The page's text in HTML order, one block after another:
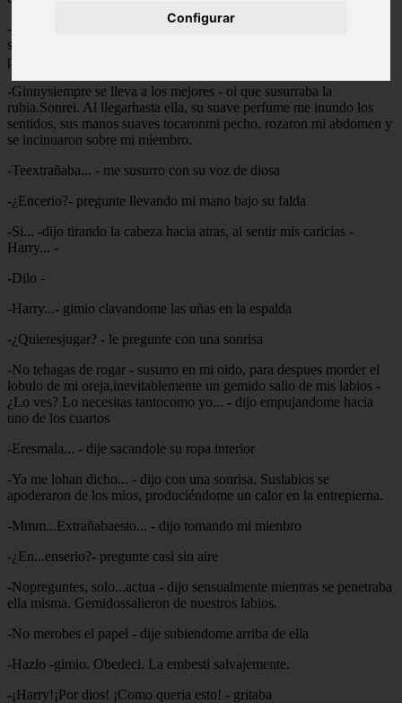
Configurar
-Gracias,pero estoy esperando a otra persona - respondi con una
sonrisa, depositando unbeso en sus labios, y caminando hacia la
pelirroja que me volvia loco
-Ginnysiempre se lleva a los mejores - oi que susurraba la
rubia.Sonrei. Al llegarhasta ella, su suave perfume me inundo los
sentidos, sus manos suaves tocaronmi pecho, rozaron mi abdomen y
se incinuaron sobre mi miembro.
-Teextrañaba... - me susurro con su voz de diosa
-¿Encerio?- pregunte llevando mi mano bajo su falda
-Si... -dijo tirando la cabeza hacia atras, al sentir mis caricias -
Harry... -
-Dilo -
-Harry...- gimio clavandome las uñas en la espalda
-¿Quieresjugar? - le pregunte con una sonrisa
-No tehagas de rogar - susurro en mi oido, para despues morder el
lobulo de mi oreja,inevitablemente un gemido salio de mis labios -
¿Lo ves? Lo necesitas tantocomo yo... - dijo empujandome hacia
uno de los cuartos
-Eresmala... - dije sacandole su ropa interior
-Ya me lohan dicho... - dijo con una sonrisa. Suslabios se
apoderaron de los mios, produciéndome un calor en la entrepierna.
-Mmm...Extrañabaesto... - dijo tomando mi mienbro
-¿En...enserio?- pregunte casi sin aire
-Nopreguntes, solo...actua - dijo sensualmente mientras se penetraba
ella misma. Gemidossalieron de nuestros labios.
-No merobes el papel - dije subiendome arriba de ella
-Hazlo -gimio. Obedeci. La embesti salvajemente.
-¡Harry!¡Por dios! ¡Como queria esto! - gritaba